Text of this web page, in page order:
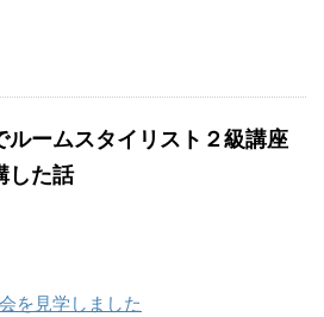
ルームスタイリスト２級講座
した話
を見学しました